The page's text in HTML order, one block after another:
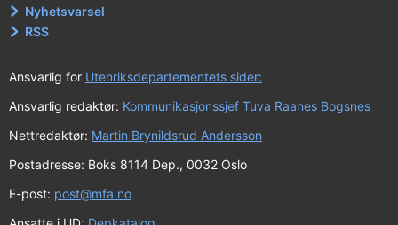
Nyhetsvarsel
RSS
Ansvarlig for Utenriksdepartementets sider:
Ansvarlig redaktør: Kommunikasjonssjef Tuva Raanes Bogsnes
Nettredaktør: Martin Brynildsrud Andersson
Postadresse: Boks 8114 Dep., 0032 Oslo
E-post: post@mfa.no